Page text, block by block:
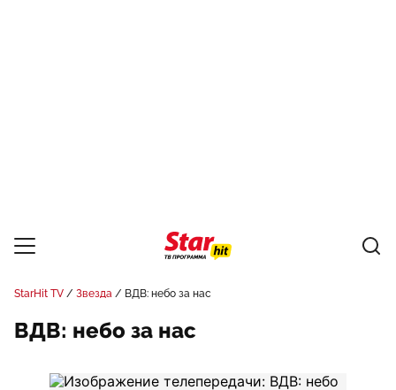
StarHit TV Звезда ВДВ: небо за нас
ВДВ: небо за нас